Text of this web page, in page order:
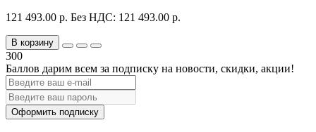
121 493.00 р. Без НДС: 121 493.00 р.
В корзину
300
Баллов дарим всем за подписку на новости, скидки, акции!
Оформить подписку